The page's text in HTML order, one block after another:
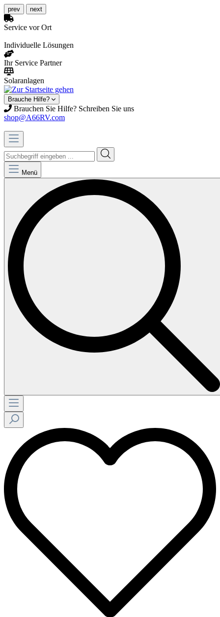
prev next
Service vor Ort
Individuelle Lösungen
Ihr Service Partner
Solaranlagen
Brauche Hilfe?
Brauchen Sie Hilfe? Schreiben Sie uns
shop@A66RV.com
Menü